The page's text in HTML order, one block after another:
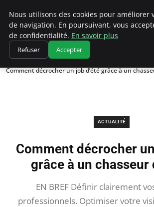
Chasseur De Tête
Accueil
Actualité
Comment décrocher un job d’été grâce à un
ACTUALITÉ
Comment décrocher
grâce à un chasseur
EN BREF Définir clairement
professionnels. Optimiser votre
Nous utilisons des cookies pour améliorer
de navigation. En poursuivant, vous
de confidentialité. En savoir plus
Refuser Accepter